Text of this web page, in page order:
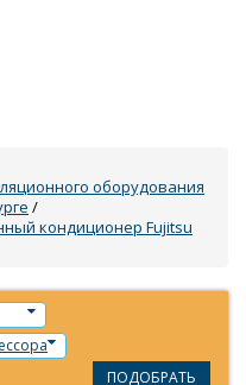
оборудования
/
кондиционер Fujitsu
ПОДОБРАТЬ